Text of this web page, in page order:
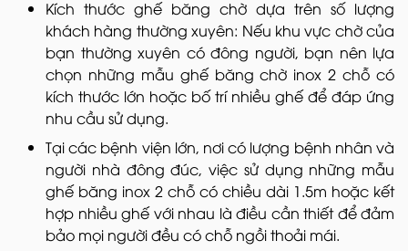
Kích thước ghế băng chờ dựa trên số lượng
khách hàng thường xuyên: Nếu khu vực chờ của
bạn thường xuyên có đông người, bạn nên lựa
chọn những mẫu ghế băng chờ inox 2 chỗ có
kích thước lớn hoặc bố trí nhiều ghế để đáp ứng
nhu cầu sử dụng.
Tại các bệnh viện lớn, nơi có lượng bệnh nhân và
người nhà đông đúc, việc sử dụng những mẫu
ghế băng inox 2 chỗ có chiều dài 1.5m hoặc kết
hợp nhiều ghế với nhau là điều cần thiết để đảm
bảo mọi người đều có chỗ ngồi thoải mái.